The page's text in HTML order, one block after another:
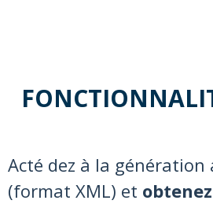
Acté dez à la
(format XML) et